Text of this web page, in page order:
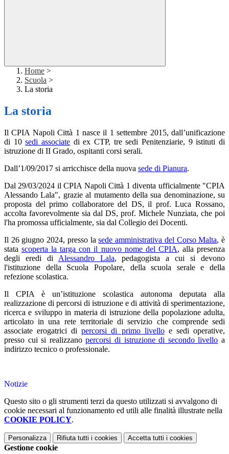
Home >
Scuola >
La storia
La storia
Il CPIA Napoli Città 1 nasce il 1 settembre 2015, dall’unificazione
di 10sedi associate di ex CTP, tre sedi Penitenziarie, 9 istituti di
istruzione di II Grado, ospitanti corsi serali.
Dall’1/09/2017 si arricchisce della nuova sede di Pianura.
Dal 29/03/2024 il CPIA Napoli Città 1 diventa ufficialmente "CPIA
Alessando Lala", grazie al mutamento della sua denominazione, su
proposta del primo collaboratore del DS, il prof. Luca Rossano,
accolta favorevolmente sia dal DS, prof. Michele Nunziata, che poi
l'ha promossa ufficialmente, sia dal Collegio dei Docenti.
Il 26 giugno 2024, presso lasede amministrativa del Corso Malta, è
statascoperta la targa con il nuovo nome del CPIA, alla presenza
degli eredi di Alessandro Lala,pedagogista a cui si devono
l'istituzione della Scuola Popolare, della scuola serale e della
refezione scolastica.
Il CPIA è un’istituzione scolastica autonoma deputata alla
realizzazione di percorsi di istruzione e di attività di sperimentazione,
ricerca e sviluppo in materia di istruzione della popolazione adulta,
articolato in una rete territoriale di servizio che comprende sedi
associate erogatrici dipercorsi di primo livelloe sedi operative,
presso cui si realizzanopercorsi di istruzione di secondo livello a
indirizzo tecnico o professionale.
Notizie
Questo sito o gli strumenti terzi da questo utilizzati si avvalgono di
cookie necessari al funzionamento ed utili alle finalità illustrate nella
COOKIE POLICY.
Personalizza Rifiuta tutti i cookies Accetta tutti i cookies
Gestione cookie